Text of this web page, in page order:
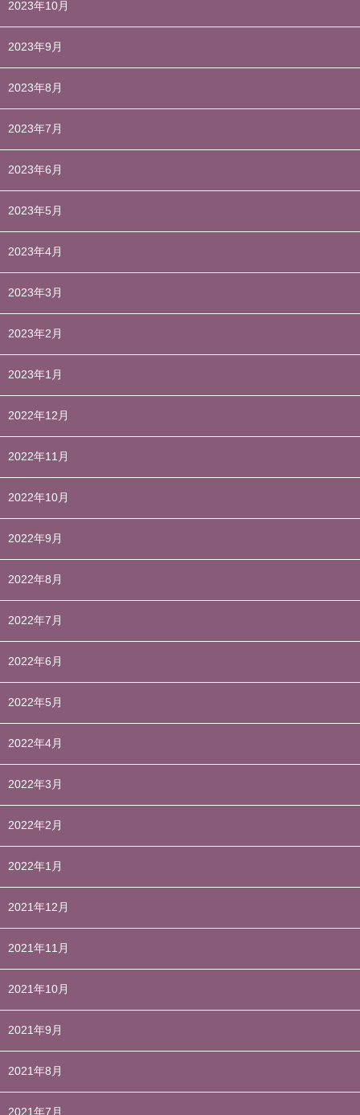
2023年10月
2023年9月
2023年8月
2023年7月
2023年6月
2023年5月
2023年4月
2023年3月
2023年2月
2023年1月
2022年12月
2022年11月
2022年10月
2022年9月
2022年8月
2022年7月
2022年6月
2022年5月
2022年4月
2022年3月
2022年2月
2022年1月
2021年12月
2021年11月
2021年10月
2021年9月
2021年8月
2021年7月